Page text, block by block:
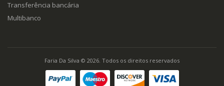
Transferência bancária
Multibanco
Faria Da Silva © 2026. Todos os direitos reservados